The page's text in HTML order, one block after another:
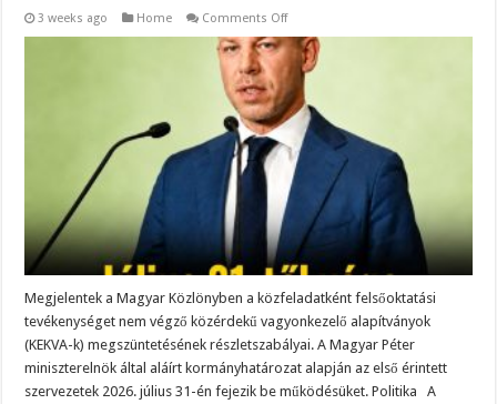
3 weeks ago Home Comments Offon
31-
től
vége:
Magyar
Péter
aláírta
Megjelentek a Magyar Közlönyben a közfeladatként felsőoktatási
tevékenységet nem végző közérdekű vagyonkezelő alapítványok
(KEKVA-k) megszüntetésének részletszabályai. A Magyar Péter
miniszterelnök által aláírt kormányhatározat alapján az első érintett
szervezetek 2026. július 31-én fejezik be működésüket. Politika A